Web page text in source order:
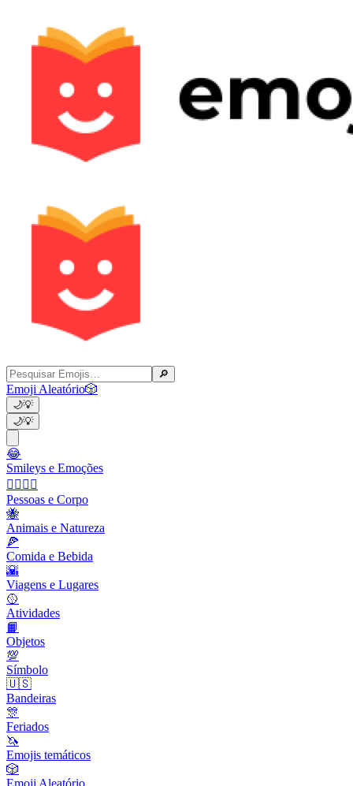
🔎
Emoji Aleatório🎲
🌙💡
🌙💡
😂
Smileys e Emoções
👩‍❤️‍💋‍👨
Pessoas e Corpo
🐝
Animais e Natureza
🍕
Comida e Bebida
🌇
Viagens e Lugares
🥎
Atividades
📙
Objetos
💯
Símbolo
🇺🇸
Bandeiras
🎊
Feriados
🦄
Emojis temáticos
🎲
Emoji Aleatório